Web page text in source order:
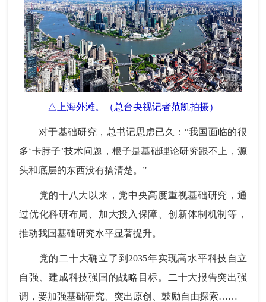
△上海外滩。（总台央视记者范凯拍摄）
对于基础研究，总书记思虑已久：“我国面临的很
多‘卡脖子’技术问题，根子是基础理论研究跟不上，源
头和底层的东西没有搞清楚。”
党的十八大以来，党中央高度重视基础研究，通
过优化科研布局、加大投入保障、创新体制机制等，
推动我国基础研究水平显著提升。
党的二十大确立了到2035年实现高水平科技自立
自强、建成科技强国的战略目标。二十大报告突出强
调，要加强基础研究、突出原创、鼓励自由探索……